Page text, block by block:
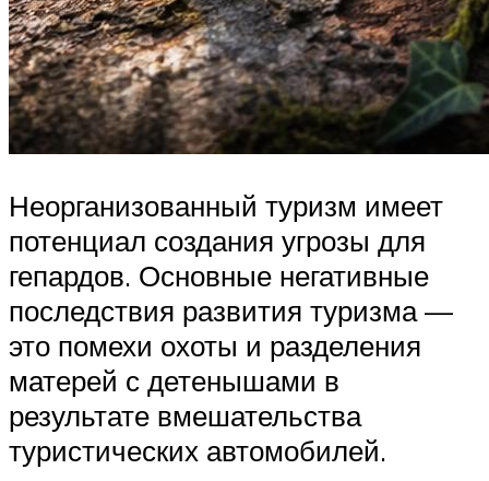
Неорганизованный туризм имеет
потенциал создания угрозы для
гепардов. Основные негативные
последствия развития туризма —
это помехи охоты и разделения
матерей с детенышами в
результате вмешательства
туристических автомобилей.